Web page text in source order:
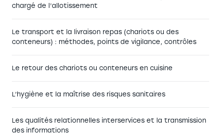
chargé de l’allotissement
Le transport et la livraison repas (chariots ou des
conteneurs) : méthodes, points de vigilance, contrôles
Le retour des chariots ou conteneurs en cuisine
L’hygiène et la maîtrise des risques sanitaires
Les qualités relationnelles interservices et la transmission
des informations